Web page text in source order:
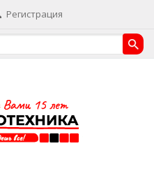
Регистрация